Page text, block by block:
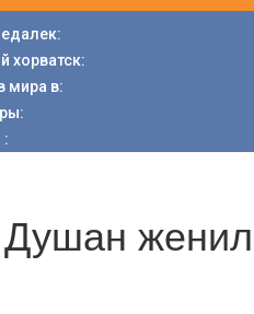
:
хорватск:
мира в:
:
: